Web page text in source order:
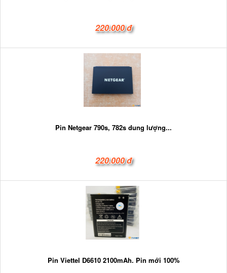
220.000 đ
Pin Netgear 790s, 782s dung lượng...
220.000 đ
Pin Viettel D6610 2100mAh. Pin mới 100%